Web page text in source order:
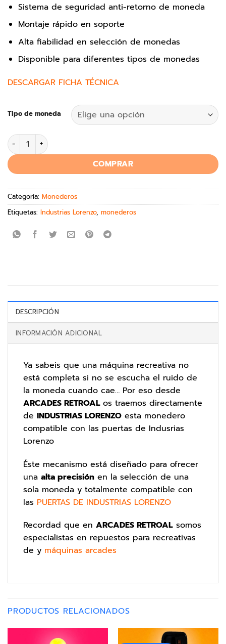
Sistema de seguridad anti-retorno de moneda
Montaje rápido en soporte
Alta fiabilidad en selección de monedas
Disponible para diferentes tipos de monedas
DESCARGAR FICHA TÉCNICA
Tipo de moneda
COMPRAR
Categoría: Monederos
Etiquetas: Industrias Lorenzo, monederos
DESCRIPCIÓN
INFORMACIÓN ADICIONAL
Ya sabeis que una máquina recreativa no
está completa si no se escucha el ruido de
la moneda cuando cae… Por eso desde
ARCADES RETROAL os traemos directamente
de INDUSTRIAS LORENZO esta monedero
compatible con las puertas de Indusrias
Lorenzo
Éste mecanismo está diseñado para ofrecer
una alta precisión en la selección de una
sola moneda y totalmente compatible con
las PUERTAS DE INDUSTRIAS LORENZO
Recordad que en ARCADES RETROAL somos
especialistas en repuestos para recreativas
de y máquinas arcades
PRODUCTOS RELACIONADOS